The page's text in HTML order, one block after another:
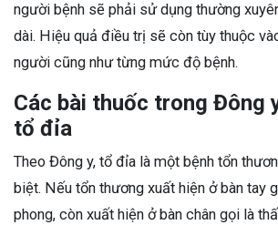
người bệnh sẽ phải sử dụng thường
dài. Hiệu quả điều trị sẽ còn tùy thuộc
người cũng như từng mức độ bệnh.
Các bài thuốc trong Đông
tổ đỉa
Theo Đông y, tổ đỉa là một bệnh tổn
biệt. Nếu tổn thương xuất hiện ở bàn tay
phong, còn xuất hiện ở bàn chân gọi là